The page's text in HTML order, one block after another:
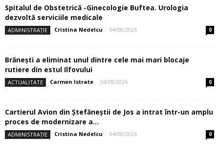
Spitalul de Obstetrică -Ginecologie Buftea. Urologia
dezvoltă serviciile medicale
ADMINISTRAȚIE Cristina Nedelcu - 04/08/2026 0
Brănești a eliminat unul dintre cele mai mari blocaje
rutiere din estul Ilfovului
ACTUALITATE Carmen Istrate - 04/08/2026 0
Cartierul Avion din Ştefăneştii de Jos a intrat într-un amplu
proces de modernizare a...
ADMINISTRAȚIE Cristina Nedelcu - 04/08/2026 0